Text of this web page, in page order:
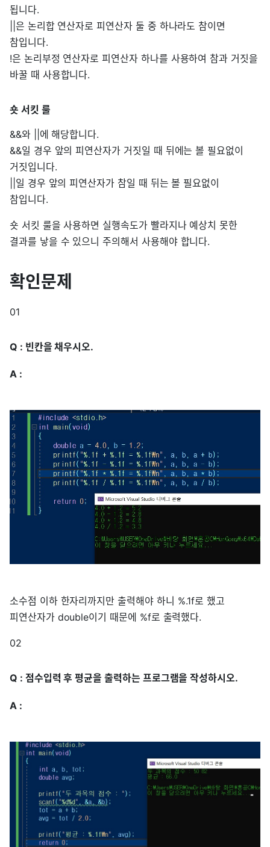
됩니다.
||은 논리합 연산자로 피연산자 둘 중 하나라도 참이면
참입니다.
!은 논리부정 연산자로 피연산자 하나를 사용하여 참과 거짓을
바꿀 때 사용합니다.
숏 서킷 룰
&&와 ||에 해당합니다.
&&일 경우 앞의 피연산자가 거짓일 때 뒤에는 볼 필요없이
거짓입니다.
||일 경우 앞의 피연산자가 참일 때 뒤는 볼 필요없이
참입니다.
숏 서킷 룰을 사용하면 실행속도가 빨라지나 예상치 못한
결과를 낳을 수 있으니 주의해서 사용해야 합니다.
확인문제
01
Q : 빈칸을 채우시오.
A :
소수점 이하 한자리까지만 출력해야 하니 %.1f로 했고
피연산자가 double이기 때문에 %f로 출력했다.
02
Q : 점수입력 후 평균을 출력하는 프로그램을 작성하시오.
A :